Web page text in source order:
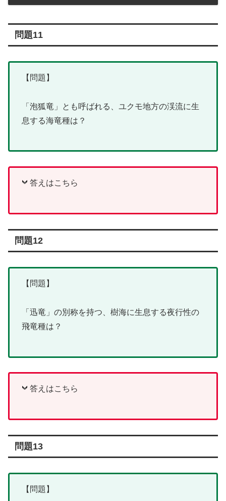
問題11
【問題】
「泡狐竜」とも呼ばれる、ユクモ地方の渓流に生
息する海竜種は？
答えはこちら
問題12
【問題】
「迅竜」の別称を持つ、樹海に生息する夜行性の
飛竜種は？
答えはこちら
問題13
【問題】